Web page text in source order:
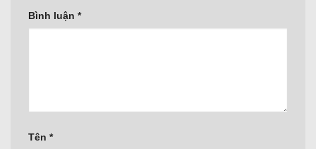
Bình luận *
Tên *